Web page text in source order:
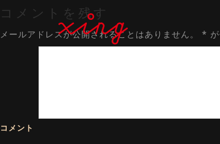
コメントを残す
メールアドレスが公開されることはありません。 *
コメント